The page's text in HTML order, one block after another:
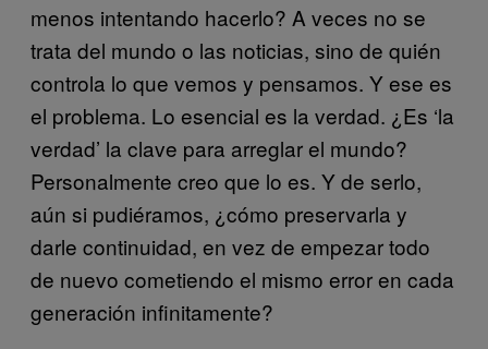
menos intentando hacerlo? A veces no se
trata del mundo o las noticias, sino de quién
controla lo que vemos y pensamos. Y ese es
el problema. Lo esencial es la verdad. ¿Es ‘la
verdad’ la clave para arreglar el mundo?
Personalmente creo que lo es. Y de serlo,
aún si pudiéramos, ¿cómo preservarla y
darle continuidad, en vez de empezar todo
de nuevo cometiendo el mismo error en cada
generación infinitamente?